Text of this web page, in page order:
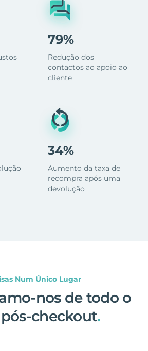
79%
Redução dos
contactos ao apoio ao
cliente
34%
Aumento da taxa de
recompra após uma
devolução
Num Único Lugar
nos de todo o
checkout.